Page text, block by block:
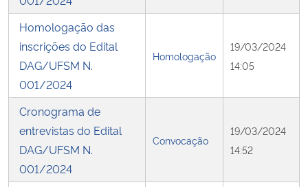
Secretaria-Geral
Secretaria de Governo
Banco Central do Brasil
Homologação das
inscrições do Edital
DAG/UFSM N.
001/2024
Homologação
19/03/2024
14:05
Cronograma de
entrevistas do Edital
DAG/UFSM N.
001/2024
Convocação
19/03/2024
14:52